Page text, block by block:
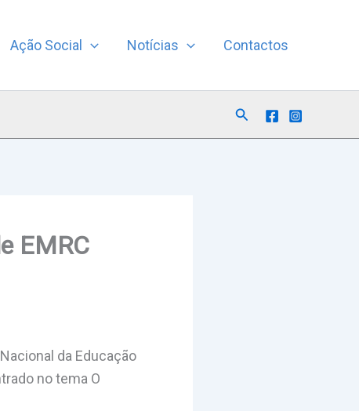
Ação Social Notícias Contactos
Search
EMRC
da Educação
no tema O